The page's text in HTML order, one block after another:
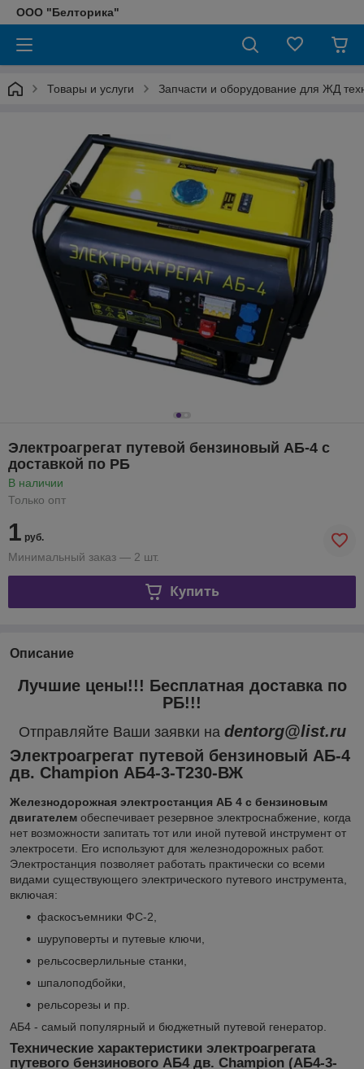
ООО "Белторика"
Товары и услуги Запчасти и оборудование для ЖД
Электроагрегат путевой бензиновый АБ-4 с
доставкой по РБ
В наличии
Только опт
1 руб.
Минимальный заказ — 2 шт.
Купить
Описание
Лучшие цены!!! Бесплатная доставка по
РБ!!!
Отправляйте Ваши заявки на dentorg@list.ru
Электроагрегат путевой бензиновый АБ-4
дв. Champion АБ4-3-Т230-ВЖ
Железнодорожная электростанция АБ 4 с бензиновым
двигателем обеспечивает резервное электроснабжение, когда
нет возможности запитать тот или иной путевой инструмент от
электросети. Его используют для железнодорожных работ.
Электростанция позволяет работать практически со всеми
видами существующего электрического путевого инструмента,
включая:
фаскосъемники ФС-2,
шуруповерты и путевые ключи,
рельсосверлильные станки,
шпалоподбойки,
рельсорезы и пр.
АБ4 - самый популярный и бюджетный путевой генератор.
Технические характеристики электроагрегата
путевого бензинового АБ4 дв. Champion (АБ4-3-